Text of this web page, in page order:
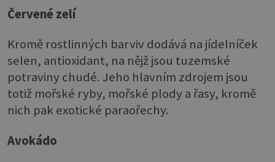
Červené zelí
Kromě rostlinných barviv dodává na jídelníček
selen, antioxidant, na nějž jsou tuzemské
potraviny chudé. Jeho hlavním zdrojem jsou
totiž mořské ryby, mořské plody a řasy, kromě
nich pak exotické paraořechy.
Avokádo